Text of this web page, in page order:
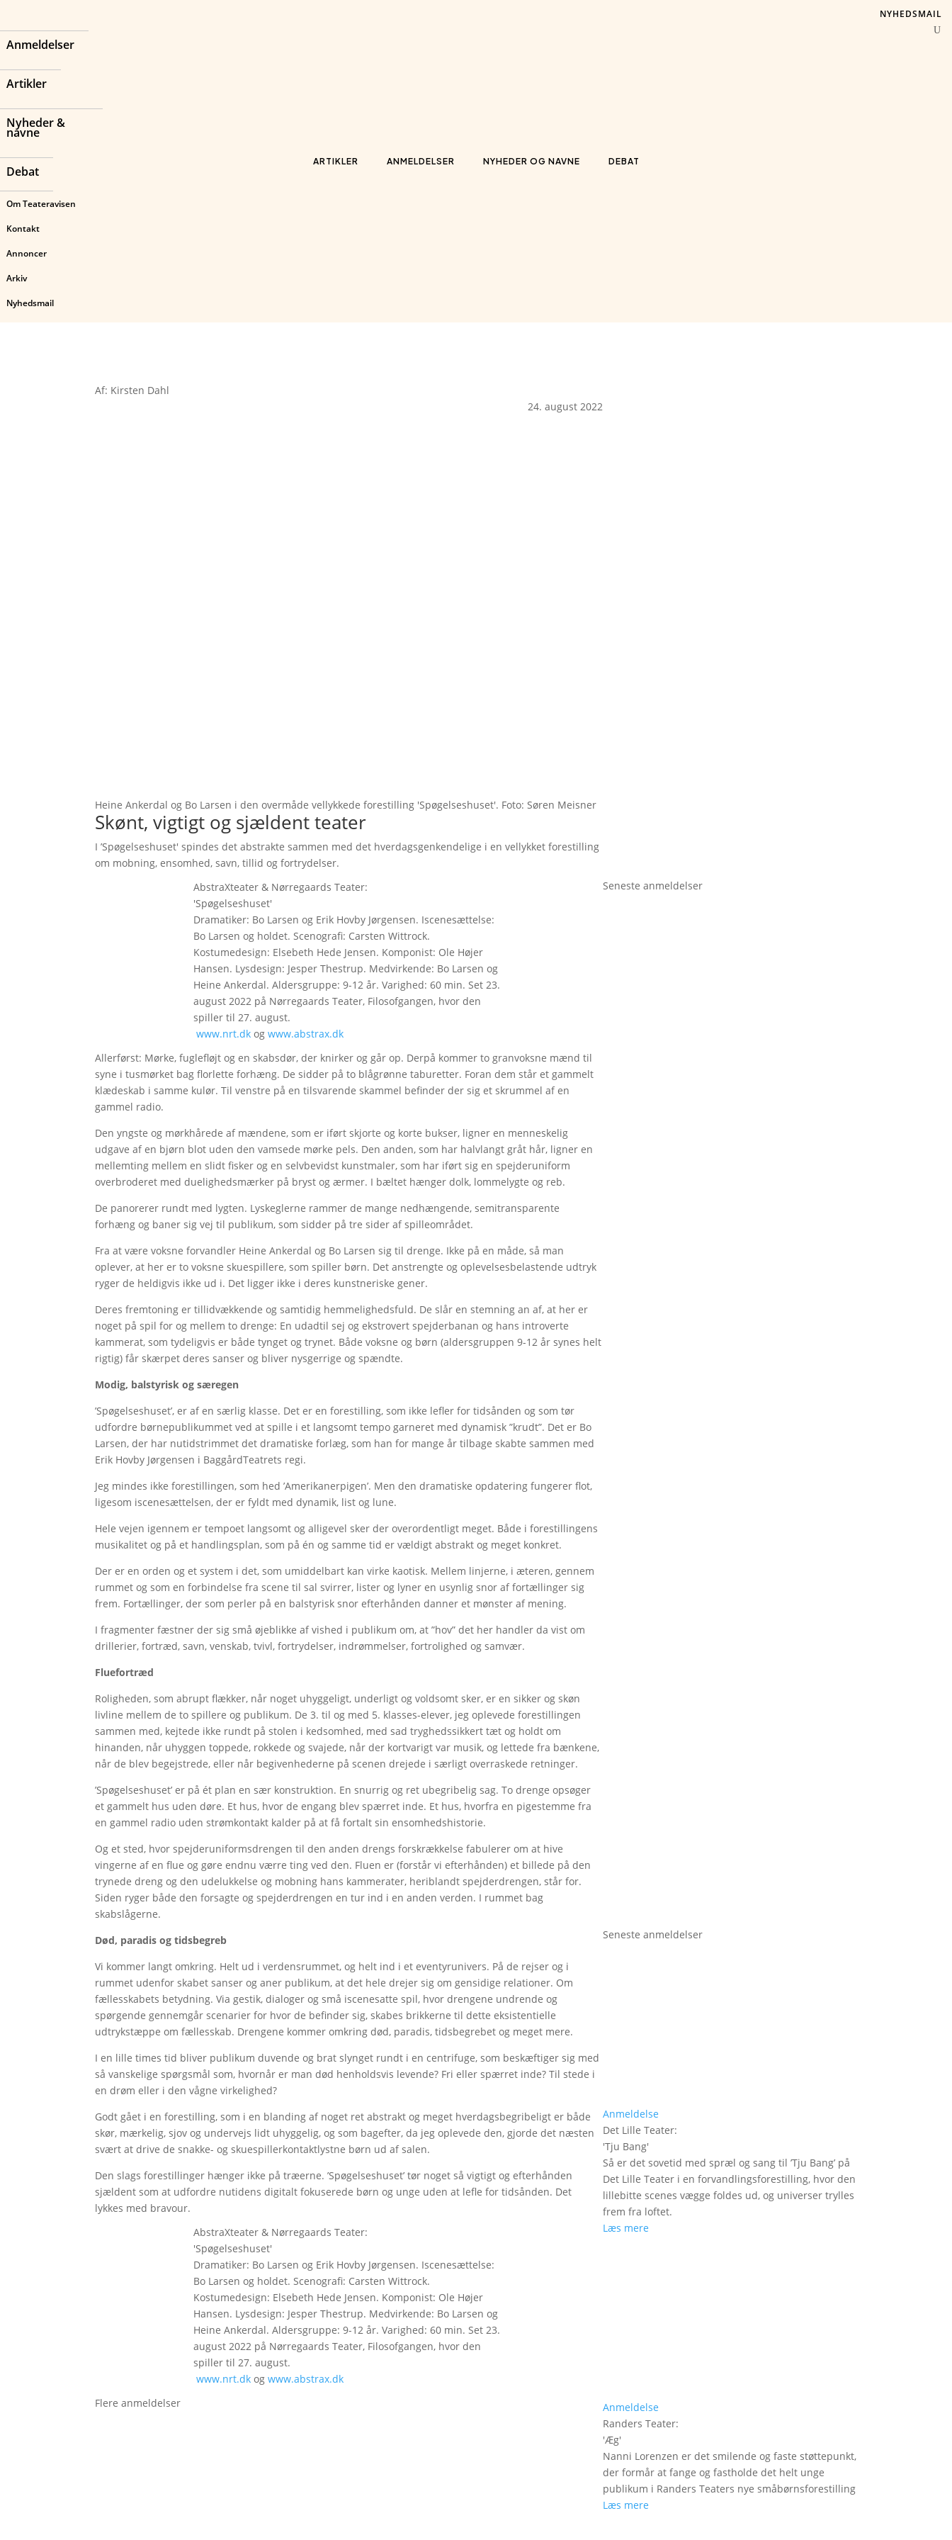
Anmeldelser
Artikler
Nyheder &
navne
Debat
Om Teateravisen
Kontakt
Annoncer
Arkiv
Nyhedsmail
ARTIKLER ANMELDELSER NYHEDER OG NAVNE DEBAT
NYHEDSMAIL
Af: Kirsten Dahl
24. august 2022
Heine Ankerdal og Bo Larsen i den overmåde vellykkede forestilling 'Spøgelseshuset'. Foto: Søren Meisner
Skønt, vigtigt og sjældent teater
I ’Spøgelseshuset' spindes det abstrakte sammen med det hverdagsgenkendelige i en vellykket forestilling
om mobning, ensomhed, savn, tillid og fortrydelser.
AbstraXteater & Nørregaards Teater:
'Spøgelseshuset'
Dramatiker: Bo Larsen og Erik Hovby Jørgensen. Iscenesættelse:
Bo Larsen og holdet. Scenografi: Carsten Wittrock.
Kostumedesign: Elsebeth Hede Jensen. Komponist: Ole Højer
Hansen. Lysdesign: Jesper Thestrup. Medvirkende: Bo Larsen og
Heine Ankerdal. Aldersgruppe: 9-12 år. Varighed: 60 min. Set 23.
august 2022 på Nørregaards Teater, Filosofgangen, hvor den
spiller til 27. august.
www.nrt.dkog www.abstrax.dk
Allerførst: Mørke, fuglefløjt og en skabsdør, der knirker og går op. Derpå kommer to granvoksne mænd til
syne i tusmørket bag florlette forhæng. De sidder på to blågrønne taburetter. Foran dem står et gammelt
klædeskab i samme kulør. Til venstre på en tilsvarende skammel befinder der sig et skrummel af en
gammel radio.
Den yngste og mørkhårede af mændene, som er iført skjorte og korte bukser, ligner en menneskelig
udgave af en bjørn blot uden den vamsede mørke pels. Den anden, som har halvlangt gråt hår, ligner en
mellemting mellem en slidt fisker og en selvbevidst kunstmaler, som har iført sig en spejderuniform
overbroderet med duelighedsmærker på bryst og ærmer. I bæltet hænger dolk, lommelygte og reb.
De panorerer rundt med lygten. Lyskeglerne rammer de mange nedhængende, semitransparente
forhæng og baner sig vej til publikum, som sidder på tre sider af spilleområdet.
Fra at være voksne forvandler Heine Ankerdal og Bo Larsen sig til drenge. Ikke på en måde, så man
oplever, at her er to voksne skuespillere, som spiller børn. Det anstrengte og oplevelsesbelastende udtryk
ryger de heldigvis ikke ud i. Det ligger ikke i deres kunstneriske gener.
Deres fremtoning er tillidvækkende og samtidig hemmelighedsfuld. De slår en stemning an af, at her er
noget på spil for og mellem to drenge: En udadtil sej og ekstrovert spejderbanan og hans introverte
kammerat, som tydeligvis er både tynget og trynet. Både voksne og børn (aldersgruppen 9-12 år synes helt
rigtig) får skærpet deres sanser og bliver nysgerrige og spændte.
Modig, balstyrisk og særegen
’Spøgelseshuset’, er af en særlig klasse. Det er en forestilling, som ikke lefler for tidsånden og som tør
udfordre børnepublikummet ved at spille i et langsomt tempo garneret med dynamisk ”krudt”. Det er Bo
Larsen, der har nutidstrimmet det dramatiske forlæg, som han for mange år tilbage skabte sammen med
Erik Hovby Jørgensen i BaggårdTeatrets regi.
Jeg mindes ikke forestillingen, som hed ’Amerikanerpigen’. Men den dramatiske opdatering fungerer flot,
ligesom iscenesættelsen, der er fyldt med dynamik, list og lune.
Hele vejen igennem er tempoet langsomt og alligevel sker der overordentligt meget. Både i forestillingens
musikalitet og på et handlingsplan, som på én og samme tid er vældigt abstrakt og meget konkret.
Der er en orden og et system i det, som umiddelbart kan virke kaotisk. Mellem linjerne, i æteren, gennem
rummet og som en forbindelse fra scene til sal svirrer, lister og lyner en usynlig snor af fortællinger sig
frem. Fortællinger, der som perler på en balstyrisk snor efterhånden danner et mønster af mening.
I fragmenter fæstner der sig små øjeblikke af vished i publikum om, at ”hov” det her handler da vist om
drillerier, fortræd, savn, venskab, tvivl, fortrydelser, indrømmelser, fortrolighed og samvær.
Fluefortræd
Roligheden, som abrupt flækker, når noget uhyggeligt, underligt og voldsomt sker, er en sikker og skøn
livline mellem de to spillere og publikum. De 3. til og med 5. klasses-elever, jeg oplevede forestillingen
sammen med, kejtede ikke rundt på stolen i kedsomhed, med sad tryghedssikkert tæt og holdt om
hinanden, når uhyggen toppede, rokkede og svajede, når der kortvarigt var musik, og lettede fra bænkene,
når de blev begejstrede, eller når begivenhederne på scenen drejede i særligt overraskede retninger.
’Spøgelseshuset’ er på ét plan en sær konstruktion. En snurrig og ret ubegribelig sag. To drenge opsøger
et gammelt hus uden døre. Et hus, hvor de engang blev spærret inde. Et hus, hvorfra en pigestemme fra
en gammel radio uden strømkontakt kalder på at få fortalt sin ensomhedshistorie.
Og et sted, hvor spejderuniformsdrengen til den anden drengs forskrækkelse fabulerer om at hive
vingerne af en flue og gøre endnu værre ting ved den. Fluen er (forstår vi efterhånden) et billede på den
trynede dreng og den udelukkelse og mobning hans kammerater, heriblandt spejderdrengen, står for.
Siden ryger både den forsagte og spejderdrengen en tur ind i en anden verden. I rummet bag
skabslågerne.
Død, paradis og tidsbegreb
Vi kommer langt omkring. Helt ud i verdensrummet, og helt ind i et eventyrunivers. På de rejser og i
rummet udenfor skabet sanser og aner publikum, at det hele drejer sig om gensidige relationer. Om
fællesskabets betydning. Via gestik, dialoger og små iscenesatte spil, hvor drengene undrende og
spørgende gennemgår scenarier for hvor de befinder sig, skabes brikkerne til dette eksistentielle
udtrykstæppe om fællesskab. Drengene kommer omkring død, paradis, tidsbegrebet og meget mere.
I en lille times tid bliver publikum duvende og brat slynget rundt i en centrifuge, som beskæftiger sig med
så vanskelige spørgsmål som, hvornår er man død henholdsvis levende? Fri eller spærret inde? Til stede i
en drøm eller i den vågne virkelighed?
Godt gået i en forestilling, som i en blanding af noget ret abstrakt og meget hverdagsbegribeligt er både
skør, mærkelig, sjov og undervejs lidt uhyggelig, og som bagefter, da jeg oplevede den, gjorde det næsten
svært at drive de snakke- og skuespillerkontaktlystne børn ud af salen.
Den slags forestillinger hænger ikke på træerne. ’Spøgelseshuset’ tør noget så vigtigt og efterhånden
sjældent som at udfordre nutidens digitalt fokuserede børn og unge uden at lefle for tidsånden. Det
lykkes med bravour.
AbstraXteater & Nørregaards Teater:
'Spøgelseshuset'
Dramatiker: Bo Larsen og Erik Hovby Jørgensen. Iscenesættelse:
Bo Larsen og holdet. Scenografi: Carsten Wittrock.
Kostumedesign: Elsebeth Hede Jensen. Komponist: Ole Højer
Hansen. Lysdesign: Jesper Thestrup. Medvirkende: Bo Larsen og
Heine Ankerdal. Aldersgruppe: 9-12 år. Varighed: 60 min. Set 23.
august 2022 på Nørregaards Teater, Filosofgangen, hvor den
spiller til 27. august.
www.nrt.dkog www.abstrax.dk
Flere anmeldelser
Seneste anmeldelser
Seneste anmeldelser
Anmeldelse
Det Lille Teater:
'Tju Bang'
Så er det sovetid med spræl og sang til ’Tju Bang’ på
Det Lille Teater i en forvandlingsforestilling, hvor den
lillebitte scenes vægge foldes ud, og universer trylles
frem fra loftet.
Læs mere
Anmeldelse
Randers Teater:
'Æg'
Nanni Lorenzen er det smilende og faste støttepunkt,
der formår at fange og fastholde det helt unge
publikum i Randers Teaters nye småbørnsforestilling
Læs mere